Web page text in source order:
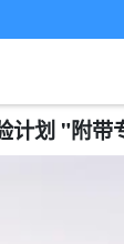
划 "附带